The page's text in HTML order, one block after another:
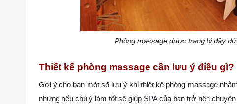
Phòng massage được trang bị đầy
Thiết kế phòng massage cần lưu ý điều gì?
Gợi ý cho bạn một số lưu ý khi thiết kế phòng massage
nhưng nếu chú ý làm tốt sẽ giúp SPA của bạn trở nên